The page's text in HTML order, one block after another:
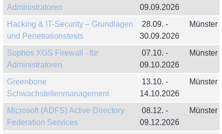
Administratoren
09.09.2026
Hacking & IT-Security – Grundlagen
und Penetrationstests
28.09. -
30.09.2026
Münster
Sophos XGS Firewall - für
Administratoren
07.10. -
09.10.2026
Münster
Greenbone
Schwachstellenmanagement
13.10. -
14.10.2026
Münster
Microsoft (ADFS) Active Directory
Federation Services
08.12. -
09.12.2026
Münster